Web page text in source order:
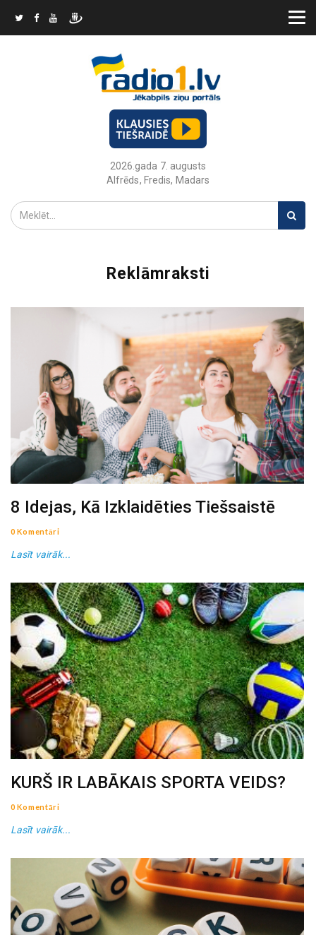
2026.gada 7. augusts
Alfrēds, Fredis, Madars
Reklāmraksti
8 Idejas, Kā Izklaidēties Tiešsaistē
0 Komentāri
Lasīt vairāk...
KURŠ IR LABĀKAIS SPORTA VEIDS?
0 Komentāri
Lasīt vairāk...